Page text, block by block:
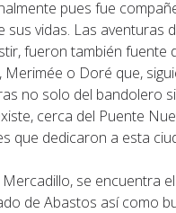
pues fue
sus vidas. Las
fueron también fuente
o Doré que,
no solo del bandolero
cerca del Puente
que dedicaron a esta
se encuentra
de Abastos así como